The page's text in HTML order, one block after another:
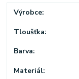
Výrobce
Tloušťka
Barva
Materiál